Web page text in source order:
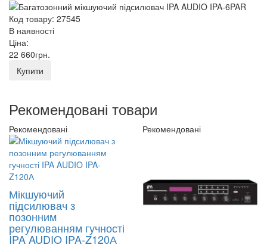
Код товару: 27545
В наявності
Ціна:
22 660грн.
Купити
Рекомендовані товари
Рекомендовані
Мікшуючий
підсилювач з
позонним
регулюванням гучності
IPA AUDIO IPA-Z120А
Рекомендовані